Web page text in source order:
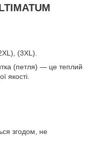
(3XL).
(петля) — це теплий
якості.
згодом, не